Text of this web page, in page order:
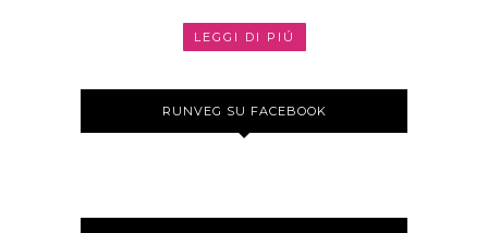
LEGGI DI PIÚ
RUNVEG SU FACEBOOK